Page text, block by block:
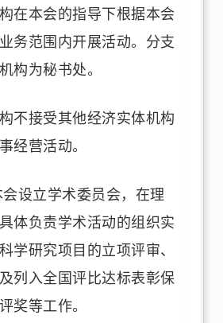
在本会的指导下根据本会
务范围内开展活动。分支
构为秘书处。
不接受其他经济实体机构
经营活动。
设立学术委员会，在理
体负责学术活动的组织实
学研究项目的立项评审、
列入全国评比达标表彰保
奖等工作。